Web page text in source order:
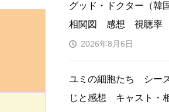
グッド・ドクター（韓
相関図 感想 視聴率
2026年8月6日
ユミの細胞たち シー
じと感想 キャスト・